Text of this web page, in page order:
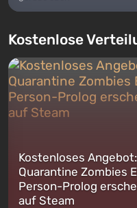
Kostenlose
Kostenloses Angebot:
Quarantine Zombies
Person-Prolog
auf Steam